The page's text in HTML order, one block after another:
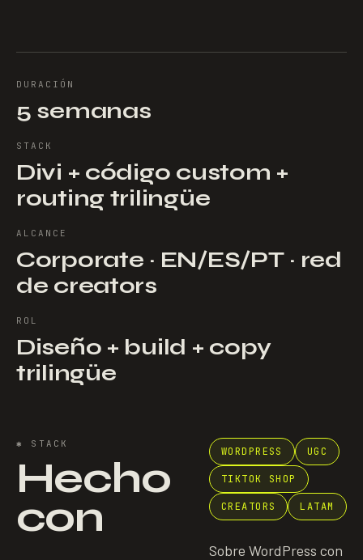
DURACIÓN
5 semanas
STACK
Divi + código custom +
routing trilingüe
ALCANCE
Corporate · EN/ES/PT · red
de creators
ROL
Diseño + build + copy
trilingüe
✱ STACK
Hecho
con
WORDPRESS UGC
TIKTOK SHOP
CREATORS LATAM
Sobre WordPress con